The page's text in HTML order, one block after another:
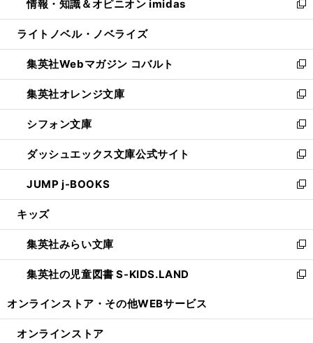
く
で
開
ド
ウ
開
く
ィ
ン
ウ
で
開
く
い
ウ
ン
ド
ウ
で
開
く
情報・知識＆オピニオン imidas
新
し
ウ
ィ
ン
ド
ウ
で
開
く
ライトノベル・ノベライズ
集英社Webマガジン コバルト
新
し
い
ウ
ィ
ン
ド
ウ
で
開
集英社オレンジ文庫
新
し
い
ウ
ィ
ン
ド
ウ
開
く
シフォン文庫
新
し
い
ウ
ィ
ン
ウ
で
開
く
ダッシュエックス文庫公式サイト
新
し
い
ウ
ン
ド
ウ
で
JUMP j-BOOKS
新
し
ウ
ィ
ン
ド
開
キッズ
集英社みらい文庫
新
し
い
ン
集英社の児童図書 S-KIDS.LAND
新
ウ
オンラインストア・ その他WEBサービス
オンラインストア